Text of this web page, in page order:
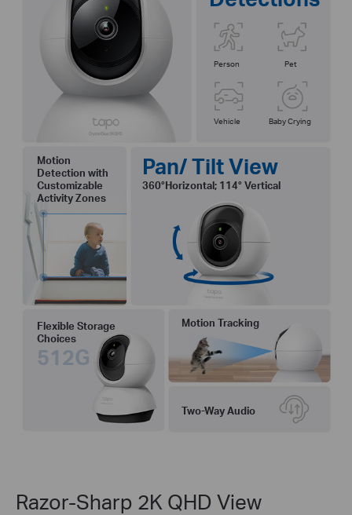
Person Pet
Vehicle Baby Crying
Motion
Detection with
Customizable
Activity Zones
Pan/ Tilt View
360°Horizontal; 114° Vertical
Flexible Storage
Choices
512G
Motion Tracking
Two-Way Audio
Razor-Sharp 2K QHD View